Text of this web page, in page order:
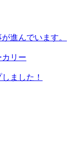
進んでいます。
リー
ました！